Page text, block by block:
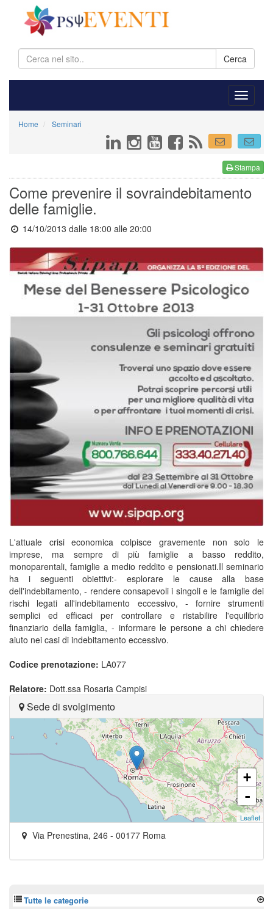
Cerca
Home Seminari
Stampa
Come prevenire il sovraindebitamento
delle famiglie.
14/10/2013 dalle 18:00 alle 20:00
L'attuale crisi economica colpisce gravemente non solo le
imprese, ma sempre di più famiglie a basso reddito,
monoparentali, famiglie a medio reddito e pensionati.Il seminario
ha i seguenti obiettivi:- esplorare le cause alla base
dell'indebitamento, - rendere consapevoli i singoli e le famiglie dei
rischi legati all'indebitamento eccessivo, - fornire strumenti
semplici ed efficaci per controllare e ristabilire l'equilibrio
finanziario della famiglia, - informare le persone a chi chiedere
aiuto nei casi di indebitamento eccessivo.
Codice prenotazione: LA077
Relatore: Dott.ssa Rosaria Campisi
Sede di svolgimento
+
-
Leaflet
Via Prenestina, 246 - 00177 Roma
Tutte le categorie